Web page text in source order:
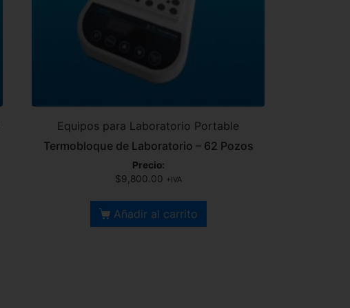
Equipos para Laboratorio Portable
Termobloque de Laboratorio – 62 Pozos
Precio:
$9,800.00 +IVA
Añadir al carrito